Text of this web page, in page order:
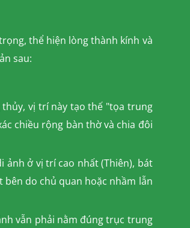
thể hiện lòng thành kính và
sau:
vị trí này tạo thế "tọa trung
chiều rộng bàn thờ và chia đôi
ảnh ở vị trí cao nhất (Thiên), bát
do chủ quan hoặc nhầm lẫn
vẫn phải nằm đúng trục trung